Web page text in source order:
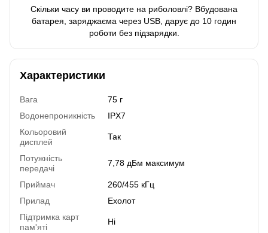
Скільки часу ви проводите на риболовлі? Вбудована
батарея, заряджаєма через USB, дарує до 10 годин
роботи без підзарядки.
Характеристики
Вага
75 г
Водонепроникність
IPX7
Кольоровий
дисплей
Так
Потужність
передачі
7,78 дБм максимум
Приймач
260/455 кГц
Прилад
Ехолот
Підтримка карт
пам'яті
Ні